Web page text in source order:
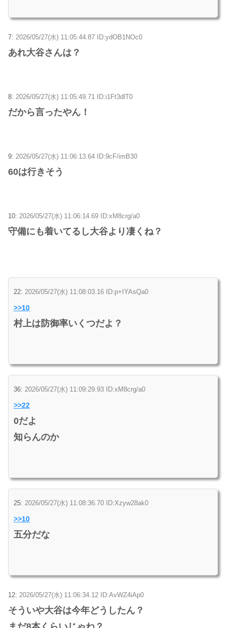
7: 2026/05/27(水) 11:05:44.87 ID:ydOB1NOc0
あれ大谷さんは？
8: 2026/05/27(水) 11:05:49.71 ID:i1Ft3dlT0
だから言ったやん！
9: 2026/05/27(水) 11:06:13.64 ID:9cF/imB30
60は行きそう
10: 2026/05/27(水) 11:06:14.69 ID:xM8crg/a0
守備にも着いてるし大谷より凄くね？
22: 2026/05/27(水) 11:08:03.16 ID:p+IYAsQa0
>>10
村上は防御率いくつだよ？
36: 2026/05/27(水) 11:09:29.93 ID:xM8crg/a0
>>22
0だよ
知らんのか
25: 2026/05/27(水) 11:08:36.70 ID:Xzyw28ak0
>>10
五分だな
12: 2026/05/27(水) 11:06:34.12 ID:AvWZ4iAp0
そういや大谷は今年どうしたん？